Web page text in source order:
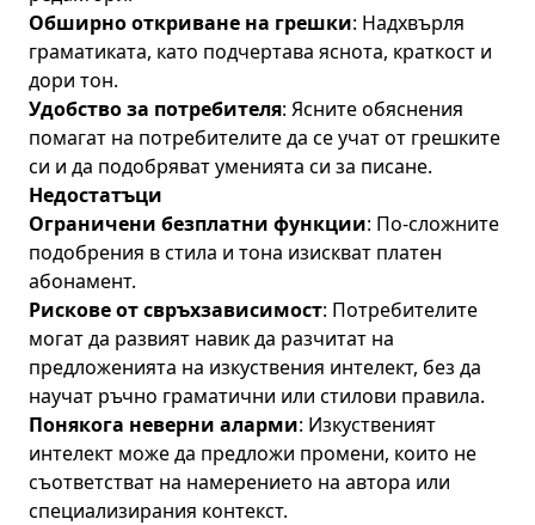
Обширно откриване на грешки: Надхвърля
граматиката, като подчертава яснота, краткост и
дори тон.
Удобство за потребителя: Ясните обяснения
помагат на потребителите да се учат от грешките
си и да подобряват уменията си за писане.
Недостатъци
Ограничени безплатни функции: По-сложните
подобрения в стила и тона изискват платен
абонамент.
Рискове от свръхзависимост: Потребителите
могат да развият навик да разчитат на
предложенията на изкуствения интелект, без да
научат ръчно граматични или стилови правила.
Понякога неверни аларми: Изкуственият
интелект може да предложи промени, които не
съответстват на намерението на автора или
специализирания контекст.